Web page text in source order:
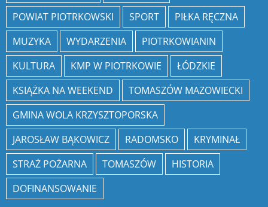
POWIAT PIOTRKOWSKI
SPORT
PIŁKA RĘCZNA
MUZYKA
WYDARZENIA
PIOTRKOWIANIN
KULTURA
KMP W PIOTRKOWIE
ŁÓDZKIE
KSIĄŻKA NA WEEKEND
TOMASZÓW MAZOWIECKI
GMINA WOLA KRZYSZTOPORSKA
JAROSŁAW BĄKOWICZ
RADOMSKO
KRYMINAŁ
STRAŻ POŻARNA
TOMASZÓW
HISTORIA
DOFINANSOWANIE